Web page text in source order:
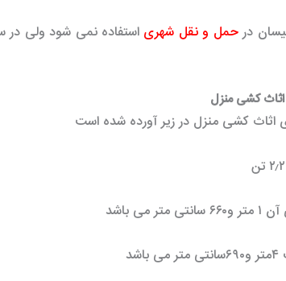
درحمل و نقل شهری استفاده نمی شود ولی
کشی منزل
اثاث کشی منزل در زیر آورده شده است
باشد